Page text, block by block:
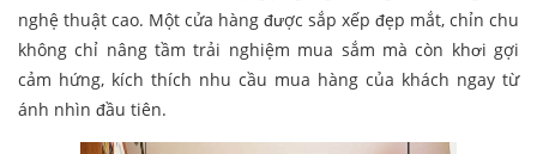
nghệ thuật cao. Một cửa hàng được sắp xếp đẹp mắt, chỉn chu
không chỉ nâng tầm trải nghiệm mua sắm mà còn khơi gợi
cảm hứng, kích thích nhu cầu mua hàng của khách ngay từ
ánh nhìn đầu tiên.